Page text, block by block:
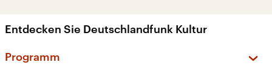
Entdecken Sie Deutschlandfunk Kultur
Programm